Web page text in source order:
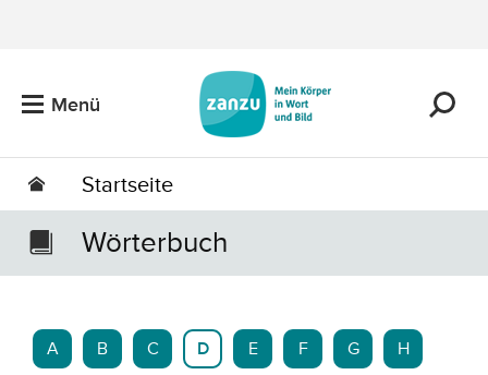
Menü
Startseite
Wörterbuch
A B C D E F G H